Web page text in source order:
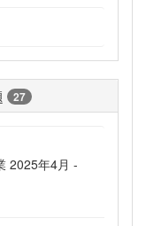
27
2025年4月 -